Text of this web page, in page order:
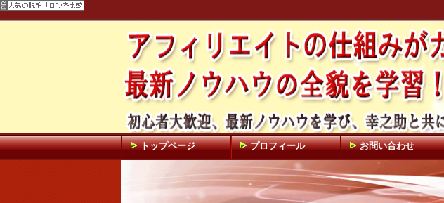
トップページ プロフィール お問い合わせ